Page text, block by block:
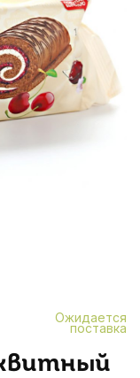
Ожидается
поставка